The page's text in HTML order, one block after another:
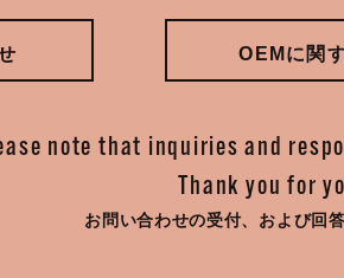
OEMに関
note that inquiries and
Thank you for
お問い合わせの受付、 および回